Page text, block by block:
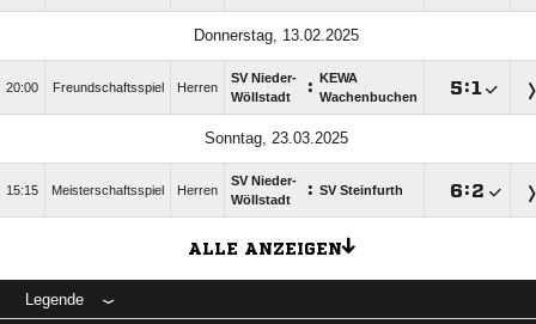
Donnerstag, 13.02.2025
20:00 Freundschaftsspiel Herren
SV Nieder-
Wöllstadt
:
KEWA
Wachenbuchen
:
Sonntag, 23.03.2025
15:15 Meisterschaftsspiel Herren
SV Nieder-
Wöllstadt
: SV Steinfurth :
ALLE ANZEIGEN
Legende